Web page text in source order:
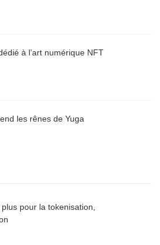
à l’art numérique NFT
les rênes de Yuga
pour la tokenisation,